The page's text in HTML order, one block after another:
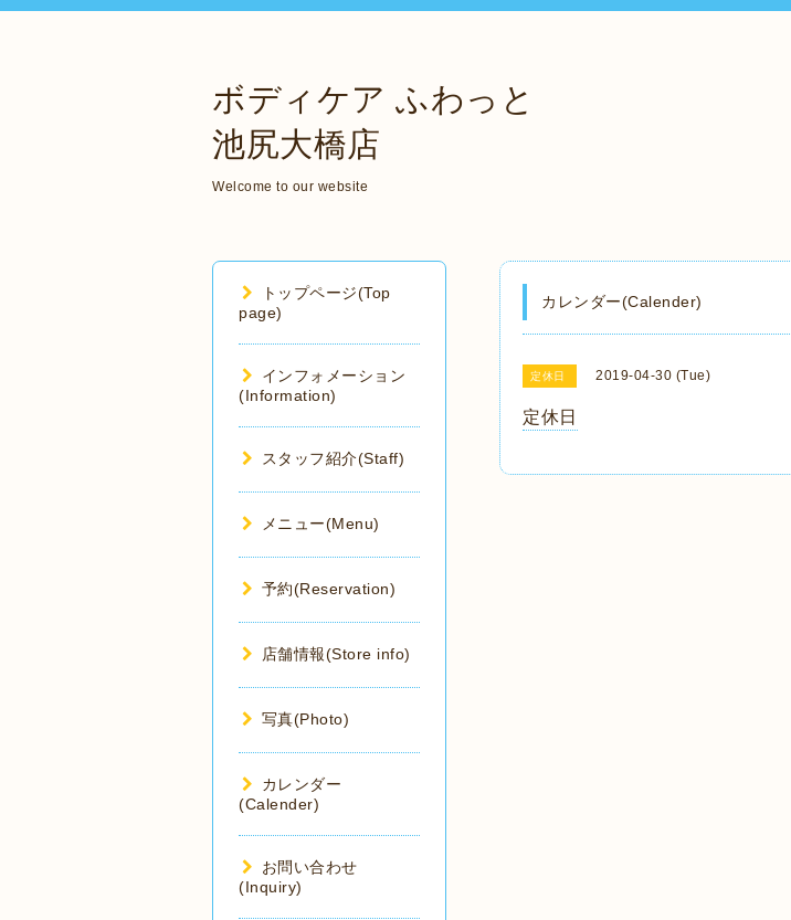
ボディケア ふわっと
池尻大橋店
Welcome to our website
カレンダー(Calender)
定休日 2019-04-30 (Tue)
定休日
トップページ(Top
page)
インフォメーション
(Information)
スタッフ紹介(Staff)
メニュー(Menu)
予約(Reservation)
店舗情報(Store info)
写真(Photo)
カレンダー
(Calender)
お問い合わせ
(Inquiry)